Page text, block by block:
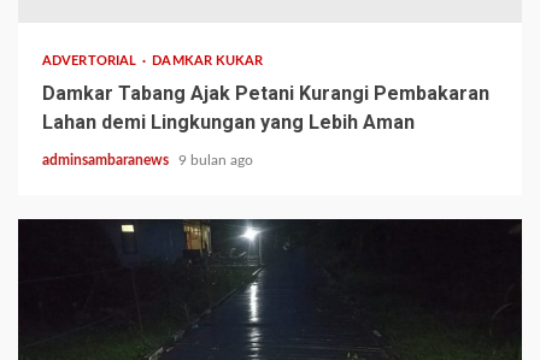
ADVERTORIAL DAMKAR KUKAR
Damkar Tabang Ajak Petani Kurangi Pembakaran
Lahan demi Lingkungan yang Lebih Aman
adminsambaranews 9 bulan ago